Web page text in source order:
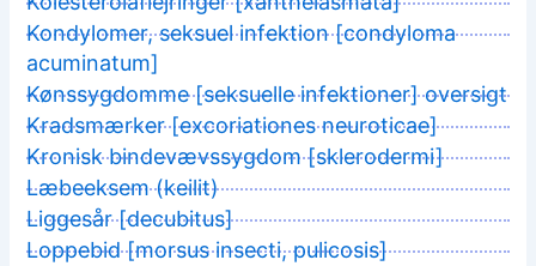
Kondylomer, seksuel infektion [condyloma
acuminatum]
Kønssygdomme [seksuelle infektioner] oversigt
Kradsmærker [excoriationes neuroticae]
Kronisk bindevævssygdom [sklerodermi]
Læbeeksem (keilit)
Liggesår [decubitus]
Loppebid [morsus insecti, pulicosis]